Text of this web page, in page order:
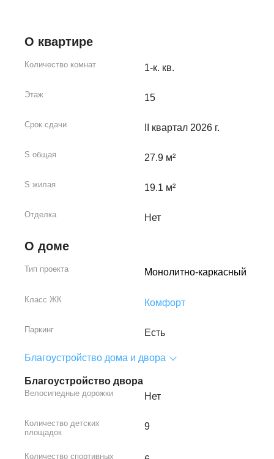
О квартире
Количество комнат 1-к. кв.
Этаж 15
Срок сдачи II квартал 2026 г.
S общая 27.9 м²
S жилая 19.1 м²
Отделка Нет
О доме
Тип проекта Монолитно-каркасный
Класс ЖК Комфорт
Паркинг Есть
Благоустройство дома и двора
Благоустройство двора
Велосипедные дорожки Нет
Количество детских
площадок
9
Количество спортивных